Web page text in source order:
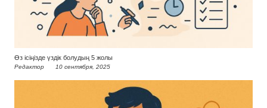
Өз ісіңізде үздік болудың 5 жолы
Редактор 10 сентября, 2025